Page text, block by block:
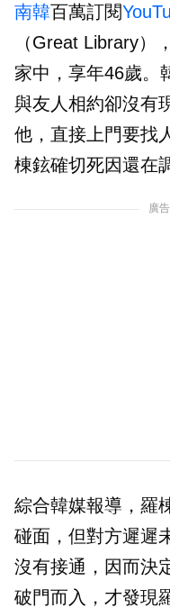
南韓百萬訂閱
（Great Library）
家中，享年46歲。
與友人相約卻沒有
他，直接上門要找
棟鉉確切死因還在
廣
綜合韓媒報導，羅
碰面，但對方遲遲
沒有接通，因而決
破門而入，才發現